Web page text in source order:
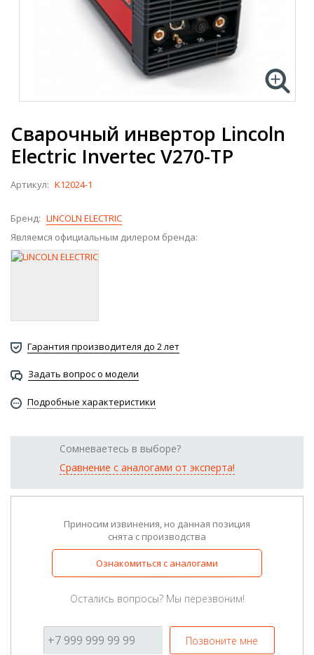
Сварочный инвертор Lincoln
Electric Invertec V270-TP
Артикул: K12024-1
Бренд: LINCOLN ELECTRIC
Являемся официальным дилером бренда:
Гарантия производителя до 2 лет
Задать вопрос о модели
Подробные характеристики
Сомневаетесь в выборе?
Сравнение с аналогами от эксперта!
Приносим извинения, но данная позиция
снята с производства
Ознакомиться с аналогами
Остались вопросы? Мы перезвоним!
Позвоните мне